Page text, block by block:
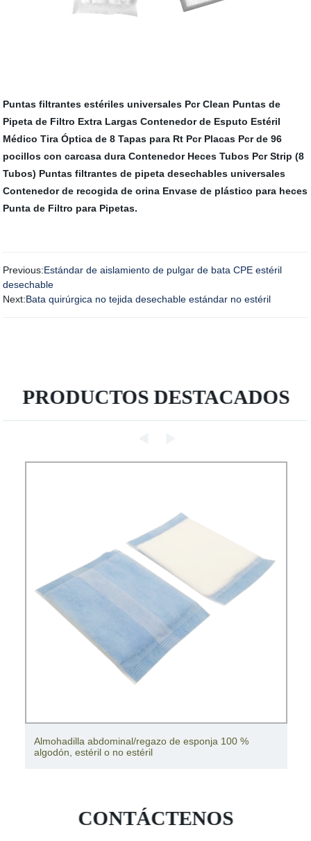
Puntas filtrantes estériles universales Pcr Clean Puntas de
Pipeta de Filtro Extra Largas Contenedor de Esputo Estéril
Médico Tira Óptica de 8 Tapas para Rt Pcr Placas Pcr de 96
pocillos con carcasa dura Contenedor Heces Tubos Pcr Strip (8
Tubos) Puntas filtrantes de pipeta desechables universales
Contenedor de recogida de orina Envase de plástico para heces
Punta de Filtro para Pipetas.
Previous:Estándar de aislamiento de pulgar de bata CPE estéril
desechable
Next:Bata quirúrgica no tejida desechable estándar no estéril
PRODUCTOS DESTACADOS
Almohadilla abdominal/regazo de esponja 100 %
algodón, estéril o no estéril
CONTÁCTENOS